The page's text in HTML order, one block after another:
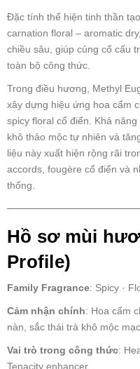
Đặc tính thể hiện tinh thần
carnation floral – aromatic
chiều sâu, giúp củng cố cấu
toàn bộ công thức.
Trong điều hương, Methyl
xây dựng hiệu ứng hoa cẩm
spicy floral cổ điển. Khả
khô thảo mộc tự nhiên và
liệu này xuất hiện rộng rãi
accords, fougère cổ điển và
thống.
Hồ sơ mùi
Profile)
Family Fragrance: Spicy ·
Cảm nhận chính: Hoa cẩm
nàn, sắc thái trà khô mộc
Vai trò trong công thức:
Tenacity enhancer